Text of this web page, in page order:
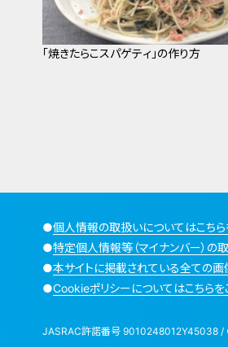
「焼きたらこスパゲティ」の作り方
●個人情報の取扱いについてはこちら
●特定個人情報等（マイナンバー）の
●本サイトに掲載されている全ての画
●Cookieポリシーについてはこちらを
JASRAC許諾番号 9010248012Y45038 /